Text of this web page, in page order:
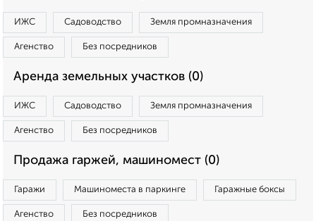
ИЖС Садоводство Земля промназначения
Агенство Без посредников
Аренда земельных участков (0)
ИЖС Садоводство Земля промназначения
Агенство Без посредников
Продажа гаржей, машиномест (0)
Гаражи Машиноместа в паркинге Гаражные боксы
Агенство Без посредников